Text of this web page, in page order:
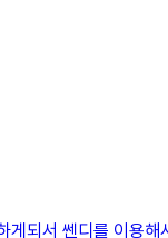
게되서 쎈디를 이용해